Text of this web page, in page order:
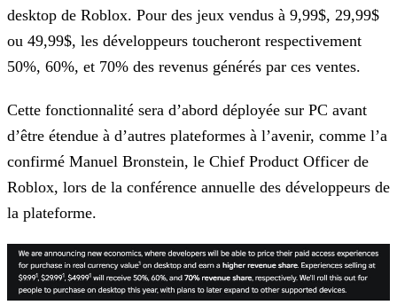
desktop de Roblox. Pour des jeux vendus à 9,99$, 29,99$
ou 49,99$, les développeurs toucheront respectivement
50%, 60%, et 70% des revenus générés par ces ventes.
Cette fonctionnalité sera d’abord déployée sur PC avant
d’être étendue à d’autres plateformes à l’avenir, comme l’a
confirmé Manuel Bronstein, le Chief Product Officer de
Roblox, lors de la conférence annuelle des développeurs de
la plateforme.